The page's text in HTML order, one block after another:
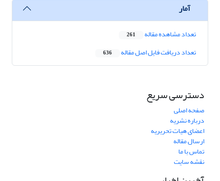
آمار
تعداد مشاهده مقاله 261
تعداد دریافت فایل اصل مقاله 636
دسترسی سریع
صفحه اصلی
درباره نشریه
اعضای هیات تحریریه
ارسال مقاله
تماس با ما
نقشه سایت